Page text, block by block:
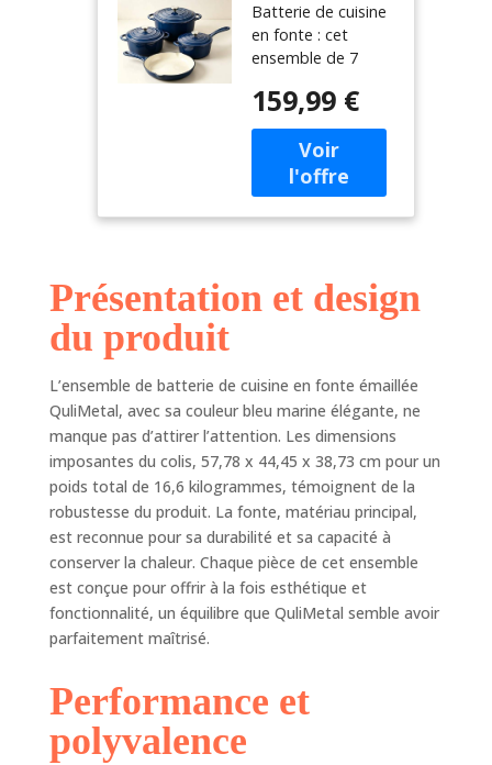
antiadhésive
en fonte
émaillée 7
pièces avec
couvercle et
deux poignées
– Batterie de
cuisine non
toxique –
Passe au four
cuisinières,
bleu
Batterie de cuisine
en fonte : cet
ensemble de 7
cuisine est fabriqué
en fonte durable
qui offre une
répartition et une
rétention
supérieures de la
cuisent
uniformément.
poêles donne non
seulement une
belle apparence à
est un classique en
fonte émaillée,
idéal pour préparer
et servir des repas
mémorables. 🔥
【Contenu de
l'emballage?】- 1
petit cocotte de
159,99 €
Présentation et design
du produit
L’ensemble de batterie de cuisine en fonte émaillée
QuliMetal, avec sa couleur bleu marine élégante, ne
manque pas d’attirer l’attention. Les dimensions
imposantes du colis, 57,78 x 44,45 x 38,73 cm pour un
poids total de 16,6 kilogrammes, témoignent de la
robustesse du produit. La fonte, matériau principal,
est reconnue pour sa durabilité et sa capacité à
conserver la chaleur. Chaque pièce de cet ensemble
est conçue pour offrir à la fois esthétique et
fonctionnalité, un équilibre que QuliMetal semble avoir
parfaitement maîtrisé.
Performance et
polyvalence